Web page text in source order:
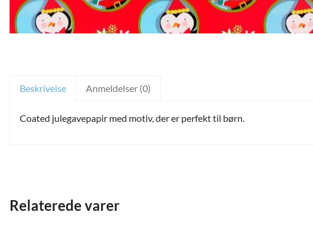
Beskrivelse Anmeldelser (0)
Coated julegavepapir med motiv, der er perfekt til børn.
Relaterede varer